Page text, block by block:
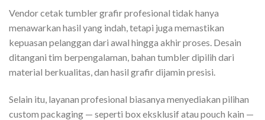
Vendor cetak tumbler grafir profesional tidak hanya
menawarkan hasil yang indah, tetapi juga memastikan
kepuasan pelanggan dari awal hingga akhir proses. Desain
ditangani tim berpengalaman, bahan tumbler dipilih dari
material berkualitas, dan hasil grafir dijamin presisi.
Selain itu, layanan profesional biasanya menyediakan pilihan
custom packaging — seperti box eksklusif atau pouch kain —